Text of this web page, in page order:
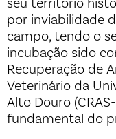
por inviabilidade
campo, tendo o
incubação sido
Recuperação de
Veterinário da
Alto Douro
fundamental do